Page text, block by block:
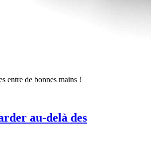
entre de bonnes mains !
au-delà des